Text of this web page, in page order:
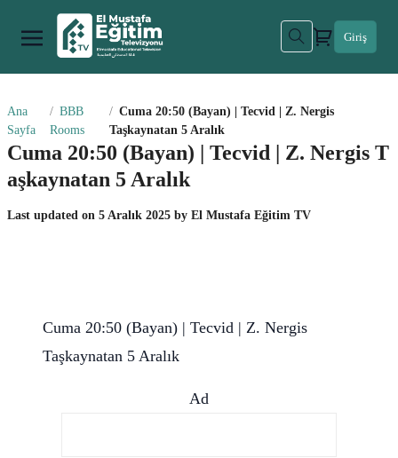
Giriş
Ana
Sayfa
BBB
Rooms
Cuma 20:50 (Bayan) | Tecvid | Z. Nergis
Taşkaynatan 5 Aralık
Cuma 20:50 (Bayan) | Tecvid | Z. Nergis T
aşkaynatan 5 Aralık
Last updated on 5 Aralık 2025 by El Mustafa Eğitim TV
Cuma 20:50 (Bayan) | Tecvid | Z. Nergis
Taşkaynatan 5 Aralık
Ad